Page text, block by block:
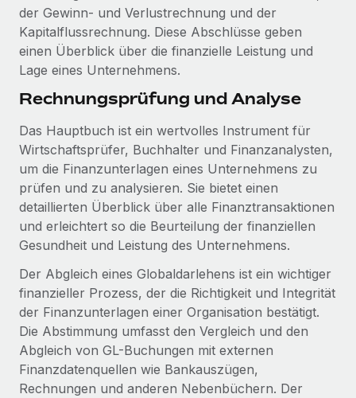
der Gewinn- und Verlustrechnung und der
Kapitalflussrechnung. Diese Abschlüsse geben
einen Überblick über die finanzielle Leistung und
Lage eines Unternehmens.
Rechnungsprüfung und Analyse
Das Hauptbuch ist ein wertvolles Instrument für
Wirtschaftsprüfer, Buchhalter und Finanzanalysten,
um die Finanzunterlagen eines Unternehmens zu
prüfen und zu analysieren. Sie bietet einen
detaillierten Überblick über alle Finanztransaktionen
und erleichtert so die Beurteilung der finanziellen
Gesundheit und Leistung des Unternehmens.
Der Abgleich eines Globaldarlehens ist ein wichtiger
finanzieller Prozess, der die Richtigkeit und Integrität
der Finanzunterlagen einer Organisation bestätigt.
Die Abstimmung umfasst den Vergleich und den
Abgleich von GL-Buchungen mit externen
Finanzdatenquellen wie Bankauszügen,
Rechnungen und anderen Nebenbüchern. Der